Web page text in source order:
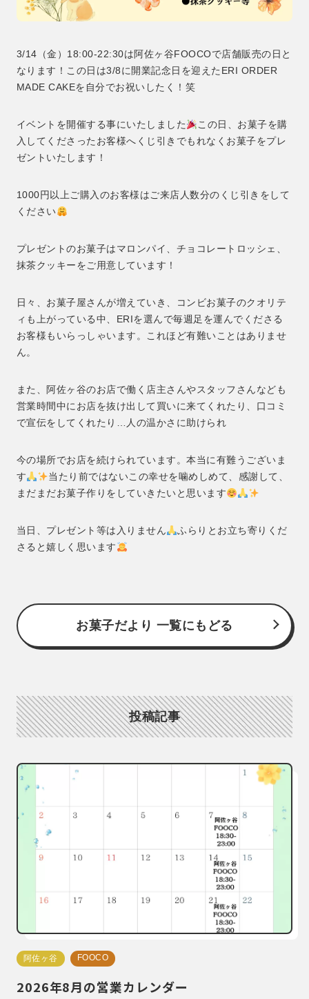
3/14（金）18:00-22:30は阿佐ヶ谷FOOCOで店舗販売の日と
なります！この日は3/8に開業記念日を迎えたERI ORDER
MADE CAKEを自分でお祝いしたく！笑
イベントを開催する事にいたしました
この日、お菓子を購
入してくださったお客様へくじ引きでもれなくお菓子をプレ
ゼントいたします！
1000円以上ご購入のお客様はご来店人数分のくじ引きをして
ください
プレゼントのお菓子はマロンパイ、チョコレートロッシェ、
抹茶クッキーをご用意しています！
日々、お菓子屋さんが増えていき、コンビお菓子のクオリテ
ィも上がっている中、ERIを選んで毎週足を運んでくださる
お客様もいらっしゃいます。これほど有難いことはありませ
ん。
また、阿佐ヶ谷のお店で働く店主さんやスタッフさんなども
営業時間中にお店を抜け出して買いに来てくれたり、口コミ
で宣伝をしてくれたり…人の温かさに助けられ
今の場所でお店を続けられています。本当に有難うございま
す
当たり前ではないこの幸せを噛めしめて、感謝して、
まだまだお菓子作りをしていきたいと思います
当日、プレゼント等は入りません
ふらりとお立ち寄りくだ
さると嬉しく思います
お菓子だより 一覧にもどる
投稿記事
阿佐ヶ谷 FOOCO
2026年8月の営業カレンダー